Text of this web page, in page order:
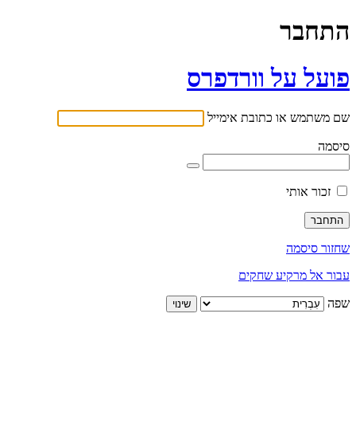
התחבר
פועל על וורדפרס
שם משתמש או כתובת אימייל
סיסמה
זכור אותי
שחזור סיסמה
עבור אל מרקיע שחקים
שפה